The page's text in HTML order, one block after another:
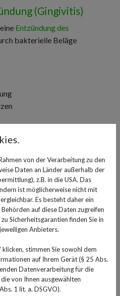
(Gingivitis)
Entzündung des
bakterielle Beläge
eine
entsteht schnell:
(z. B. Brotkrusten)
an Zahnersatz oder
Zahnfleisch ist meist harmlos
Tage ab.
von der Verarbeitung zu den
Daten an Länder außerhalb der
z.B. in die USA. Das
ist möglicherweise nicht mit
Es besteht daher ein
auf diese Daten zugreifen
Sicherheitsgarantien finden Sie in
Anbieters.
klicken, stimmen Sie sowohl dem
auf Ihrem Gerät (§ 25 Abs.
Datenverarbeitung für die
von Ihnen ausgewählten
1 lit. a. DSGVO).